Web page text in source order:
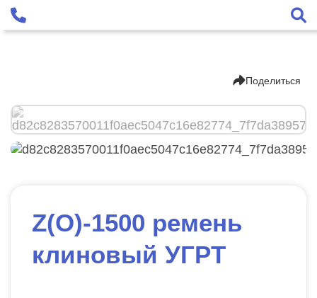
Поделиться
Z(О)-1500 ремень
клиновый УГРТ